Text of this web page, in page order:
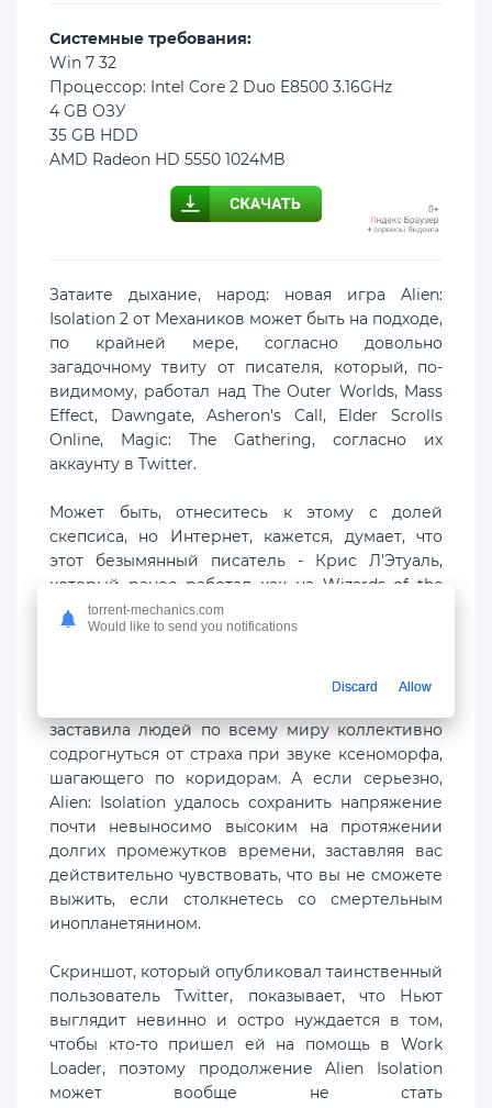
Cистемные требования:
Win 7 32
Процессор: Intel Core 2 Duo E8500 3.16GHz
4 GB ОЗУ
35 GB HDD
AMD Radeon HD 5550 1024MB
Затаите дыхание, народ: новая игра Alien:
Isolation 2 от Механиков может быть на подходе,
по крайней мере, согласно довольно
загадочному твиту от писателя, который, по-
видимому, работал над The Outer Worlds, Mass
Effect, Dawngate, Asheron's Call, Elder Scrolls
Online, Magic: The Gathering, согласно их
аккаунту в Twitter.
Может быть, отнеситесь к этому с долей
скепсиса, но Интернет, кажется, думает, что
этот безымянный писатель - Крис Л'Этуаль,
который ранее работал как на Wizards of the
Coast, так и на Obsidian Entertainment.
то поклонники Чужого: Изоляция,
заставила людей по всему миру коллективно
содрогнуться от страха при звуке ксеноморфа,
шагающего по коридорам. А если серьезно,
Alien: Isolation удалось сохранить напряжение
почти невыносимо высоким на протяжении
долгих промежутков времени, заставляя вас
действительно чувствовать, что вы не сможете
выжить, если столкнетесь со смертельным
инопланетянином.
Скриншот, который опубликовал таинственный
пользователь Twitter, показывает, что Ньют
выглядит невинно и остро нуждается в том,
чтобы кто-то пришел ей на помощь в Work
Loader, поэтому продолжение Alien Isolation
может вообще не стать
torrent-mechanics.com
Would like to send you notifications
Discard Allow